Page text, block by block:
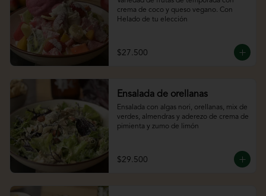
crema de coco y queso vegano. Con
Helado de tu elección
$27.500
Ensalada de orellanas
Ensalada con algas nori, orellanas, mix de
verdes, almendras y aderezo de crema de
pimienta y zumo de limón
$29.500